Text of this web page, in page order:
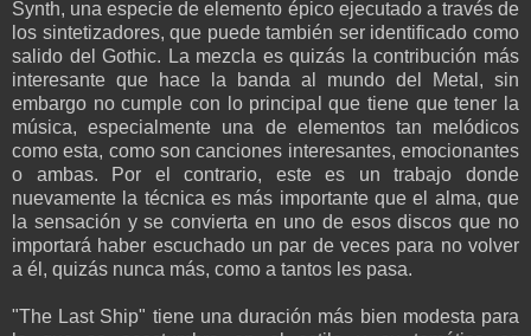
Synth, una especie de elemento épico ejecutado a través de
los sintetizadores, que puede también ser identificado como
salido del Gothic. La mezcla es quizás la contribución más
interesante que hace la banda al mundo del Metal, sin
embargo no cumple con lo principal que tiene que tener la
música, especialmente una de elementos tan melódicos
como esta, como son canciones interesantes, emocionantes
o ambas. Por el contrario, este es un trabajo donde
nuevamente la técnica es más importante que el alma, que
la sensación y se convierta en uno de esos discos que no
importará haber escuchado un par de veces para no volver
a él, quizás nunca más, como a tantos les pasa.
"The Last Ship" tiene una duración más bien modesta para